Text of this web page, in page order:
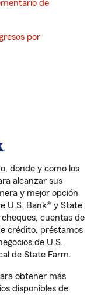
de
por
donde y como los
alcanzar sus
y mejor opción
U.S. Bank® y State
cuentas de
crédito, préstamos
de U.S.
de State Farm.
obtener más
disponibles de